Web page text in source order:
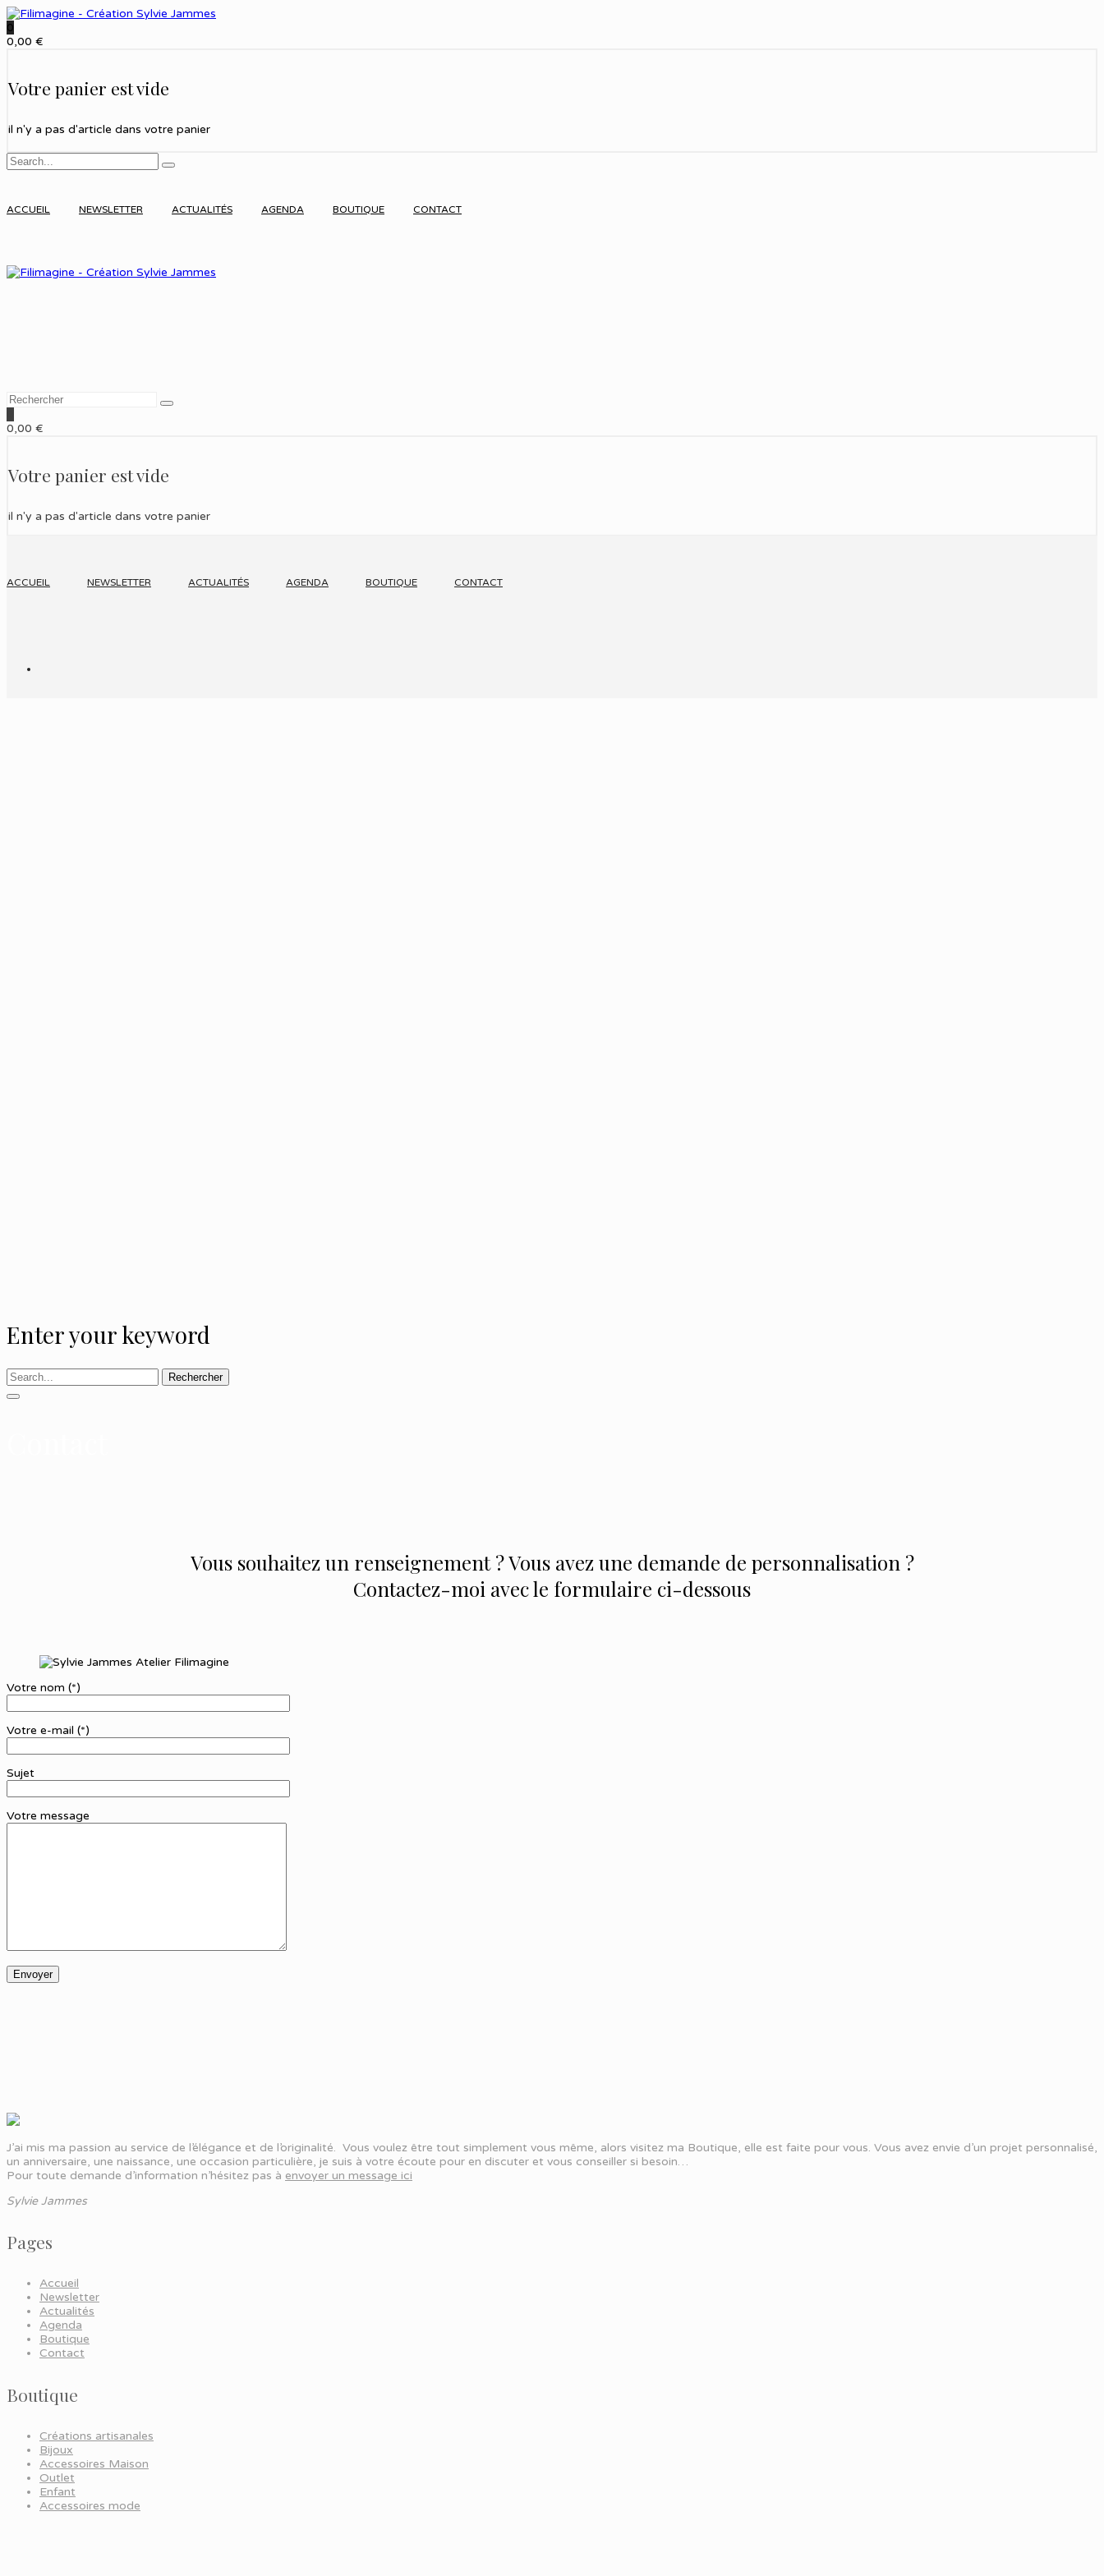
0
0,00 €
Votre panier est vide
il n'y a pas d'article dans votre panier
ACCUEIL NEWSLETTER ACTUALITÉS AGENDA BOUTIQUE CONTACT
0,00 €
Votre panier est vide
il n'y a pas d'article dans votre panier
ACCUEIL NEWSLETTER ACTUALITÉS AGENDA BOUTIQUE CONTACT
Enter your keyword
Rechercher
Vous souhaitez un renseignement ? Vous avez une demande de personnalisation ?
Contactez-moi avec le formulaire ci-dessous
Votre nom (*)
Votre e-mail (*)
Sujet
Votre message
J’ai mis ma passion au service de l’élégance et de l’originalité. Vous voulez être tout simplement vous même, alors visitez ma Boutique, elle est faite pour vous. Vous avez envie d’un projet personnalisé,
un anniversaire, une naissance, une occasion particulière, je suis à votre écoute pour en discuter et vous conseiller si besoin…
Pour toute demande d’information n’hésitez pas à envoyer un message ici
Sylvie Jammes
Pages
Accueil
Newsletter
Actualités
Agenda
Boutique
Contact
Boutique
Créations artisanales
Bijoux
Accessoires Maison
Outlet
Enfant
Accessoires mode